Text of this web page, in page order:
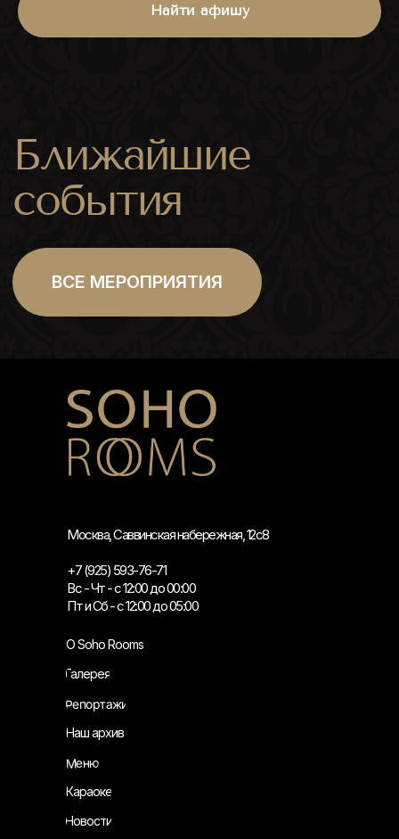
Найти афишу
Москва, Саввинская набережная, 12с8
+7 (925) 593-76-71
Вс - Чт - с 12:00 до 00:00
Пт и Сб - с 12:00 до 05:00
О Soho Rooms
Галерея
Репортажи
Наш архив
Меню
Караоке
Новости